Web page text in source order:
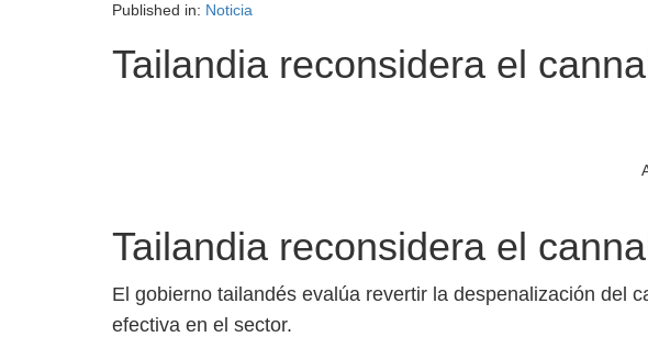
Published in: Noticia
Tailandia reconsidera el
Tailandia reconsidera el
El gobierno tailandés evalúa revertir la despenalización del
efectiva en el sector.